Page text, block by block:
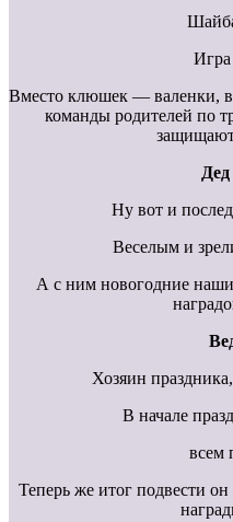
Вместо клюшек — валенки,
команды родителей по
Ну вот и
Веселым и
А с ним новогодние
Хозяин
В начале
всем
Теперь же итог подвести